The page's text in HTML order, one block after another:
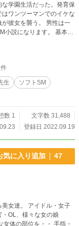
学園生活だった。発育保
ワンツーマンでのイケな
彼女を襲う。 男性は一
小説になります。 基本的
。 かなり刺激的な表現
生
ソフトSM
数 1
文字数 31,488
登録日 2022.09.19
気に入り追加 47
ル・女子
OL、様々な女の娘